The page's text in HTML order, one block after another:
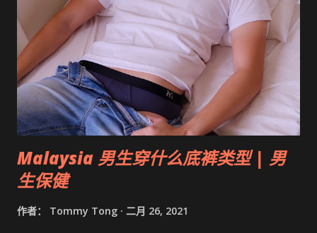
Malaysia 男生穿什么底裤类型 | 男
生保健
作者： Tommy Tong 二月 26, 2021